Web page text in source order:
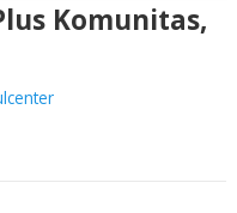
Komunitas,